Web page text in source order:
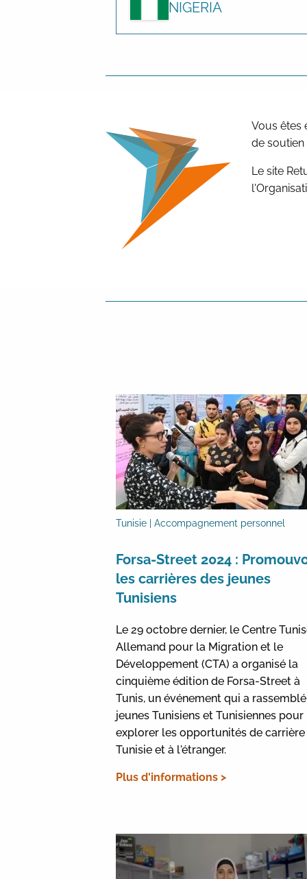
NIGERIA
Vous êtes
de
Le site
Tunisie | Accompagnement personnel
Forsa-Street 2024 :
les carrières des jeunes
Tunisiens
Le 29 octobre dernier, le Centre
Allemand pour la Migration et le
Développement (CTA) a organisé la
cinquième édition de Forsa-Street à
Tunis, un événement qui a
jeunes Tunisiens et Tunisiennes pour
explorer les opportunités de carrière
Tunisie et à l'étranger.
Plus d'informations >